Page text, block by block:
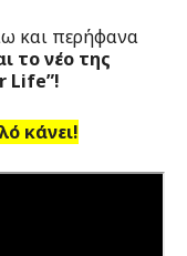
και περήφανα
το νέο της
Life”!
κάνει!